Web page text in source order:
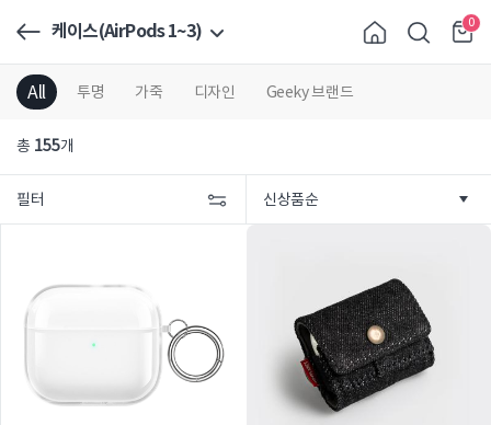
케이스(AirPods 1~3) 0
All 투명 가죽 디자인 Geeky 브랜드
총 155개
필터